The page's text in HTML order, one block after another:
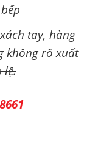
tay, hàng
không rõ xuất
lệ.